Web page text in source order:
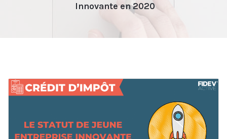
Innovante en 2020